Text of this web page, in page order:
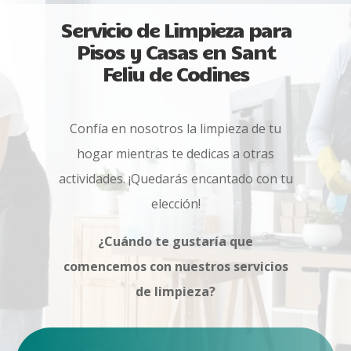
Servicio de Limpieza para
Pisos y Casas en Sant
Feliu de Codines
Confía en nosotros la limpieza de tu
hogar mientras te dedicas a otras
actividades. ¡Quedarás encantado con tu
elección!
¿Cuándo te gustaría que
comencemos con nuestros servicios
de limpieza?